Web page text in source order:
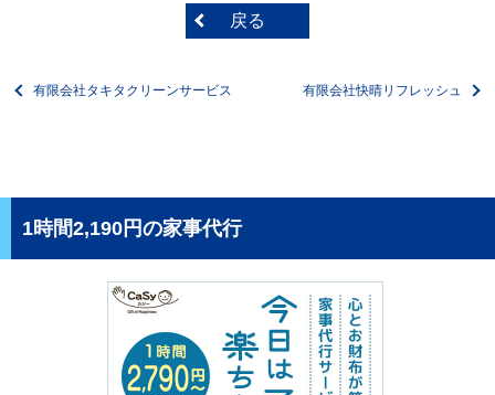
戻る
有限会社タキタクリーンサービス 有限会社快晴リフレッシュ
1時間2,190円の家事代行